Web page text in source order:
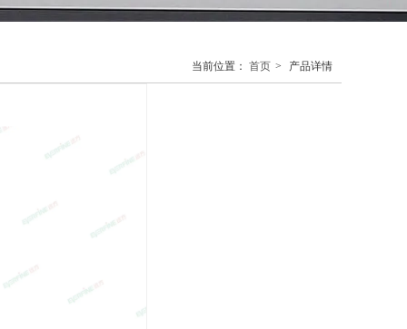
当前位置： 首页 > 产品详情